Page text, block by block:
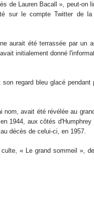
de Lauren Bacall », peut-on
sur le compte Twitter de la
aurait été terrassée par un
initialement donné
regard bleu glacé pendant
nom, avait été révélée au
1944, aux côtés d'Humphrey
décès de celui-ci, en 1957.
« Le grand sommeil »,